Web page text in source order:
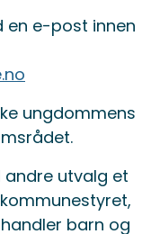
en e-post innen
ungdommens
andre utvalg et
barn og